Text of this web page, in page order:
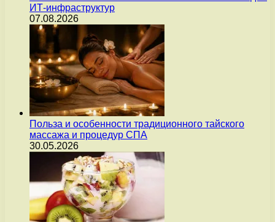
ИТ-инфраструктур
07.08.2026
Польза и особенности традиционного тайского
массажа и процедур СПА
30.05.2026